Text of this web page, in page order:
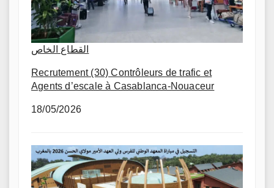
القطاع الخاص
Recrutement (30) Contrôleurs de trafic et
Agents d’escale à Casablanca-Nouaceur
18/05/2026